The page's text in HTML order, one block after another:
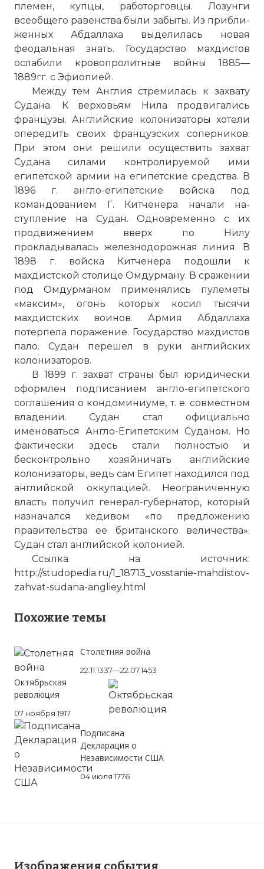
племен, купцы, работор­говцы. Лозунги
всеобщего равенства были забыты. Из прибли­
женных Абдаллаха выделилась новая
феодальная знать. Госу­дарство махдистов
ослабили кровопролитные войны 1885—
1889гг. с Эфиопией.
Между тем Англия стремилась к захвату
Судана. К верхо­вьям Нила продвигались
французы. Английские колонизаторы хотели
опередить своих французских соперников.
При этом они решили осуществить захват
Судана силами контролируемой ими
египетской армии на египетские средства. В
1896 г. англо-еги­петские войска под
командованием Г. Китченера начали на­
ступление на Судан. Одновременно с их
продвижением вверх по Нилу
прокладывалась железнодорожная линия. В
1898 г. войска Китченера подошли к
махдистской столице Омдурману. В сражении
под Омдурманом применялись пулеметы
«максим», огонь которых косил тысячи
махдистских воинов. Армия Абдал­лаха
потерпела поражение. Государство махдистов
пало. Судан перешел в руки английских
колонизаторов.
В 1899 г. захват страны был юридически
оформлен подпи­санием англо-египетского
соглашения о кондоминиуме, т. е. совместном
владении. Судан стал официально
именоваться Ан­гло-Египетским Суданом. Но
фактически здесь стали полностью и
бесконтрольно хозяйничать английские
колонизаторы, ведь сам Египет находился под
английской оккупацией. Неограни­ченную
власть получил генерал-губернатор, который
назначался хедивом «по предложению
правительства ее британского вели­чества».
Судан стал английской колонией.
Ссылка на источник:
http://studopedia.ru/1_18713_vosstanie-mahdistov-
zahvat-sudana-angliey.html
Похожие темы
Столетняя война
22.11.1337—22.07.1453
Октябрьская
революция
07 ноября 1917
Подписана
Декларация о
Независимости США
04 июля 1776
Изображения события